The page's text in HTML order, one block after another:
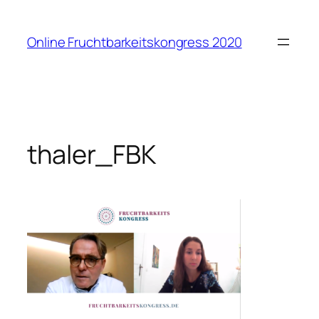
springen
Online Fruchtbarkeitskongress 2020
thaler_FBK